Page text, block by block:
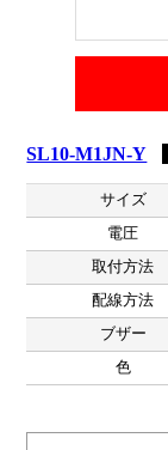
SL10-M1JN-Y
サイズ
電圧
取付方法
配線方法
ブザー
色